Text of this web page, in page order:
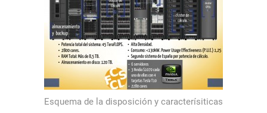
Esquema de la disposición y caracterísiticas